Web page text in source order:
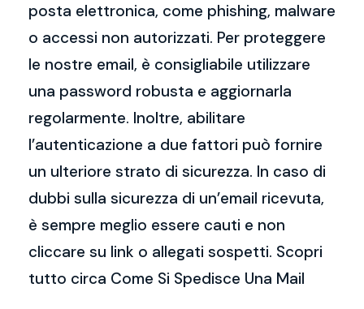
posta elettronica, come phishing, malware
o accessi non autorizzati. Per proteggere
le nostre email, è consigliabile utilizzare
una password robusta e aggiornarla
regolarmente. Inoltre, abilitare
l’autenticazione a due fattori può fornire
un ulteriore strato di sicurezza. In caso di
dubbi sulla sicurezza di un’email ricevuta,
è sempre meglio essere cauti e non
cliccare su link o allegati sospetti. Scopri
tutto circa Come Si Spedisce Una Mail